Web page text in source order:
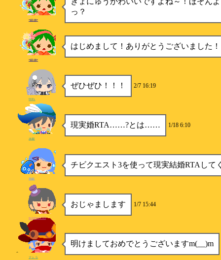
っ？
*錆姉*
はじめまして！ありがとうございました
*錆姉*
ぜひぜひ！！！ 2/7 16:19
MiFa
現実婚RTA……?とは…… 1/18 6:10
水樹
チビクエスト3を使って現実結婚RTAして
泡姫
おじゃまします 1/7 15:44
suzumaru123
明けましておめでとうございますm(__)m
アトラ